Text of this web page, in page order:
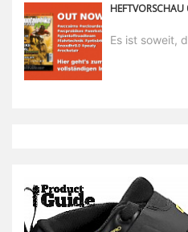
Es ist soweit,